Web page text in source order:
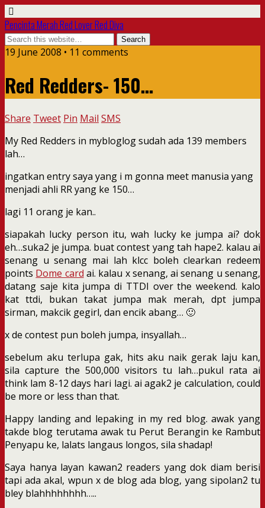
Pencinta Merah Red Lover Red Diva
19 June 2008 • 11 comments
Red Redders- 150…
Share Tweet Pin Mail SMS
My Red Redders in mybloglog sudah ada 139 members
lah…
ingatkan entry saya yang i m gonna meet manusia yang
menjadi ahli RR yang ke 150…
lagi 11 orang je kan..
siapakah lucky person itu, wah lucky ke jumpa ai? dok
eh…suka2 je jumpa. buat contest yang tah hape2. kalau ai
senang u senang mai lah klcc boleh clearkan redeem
points Dome card ai. kalau x senang, ai senang u senang,
datang saje kita jumpa di TTDI over the weekend. kalo
kat ttdi, bukan takat jumpa mak merah, dpt jumpa
sirman, makcik gegirl, dan encik abang… 🙂
x de contest pun boleh jumpa, insyallah…
sebelum aku terlupa gak, hits aku naik gerak laju kan,
sila capture the 500,000 visitors tu lah…pukul rata ai
think lam 8-12 days hari lagi. ai agak2 je calculation, could
be more or less than that.
Happy landing and lepaking in my red blog. awak yang
takde blog terutama awak tu Perut Berangin ke Rambut
Penyapu ke, lalats langaus longos, sila shadap!
Saya hanya layan kawan2 readers yang dok diam berisi
tapi ada akal, wpun x de blog ada blog, yang sipolan2 tu
bley blahhhhhhhh…..